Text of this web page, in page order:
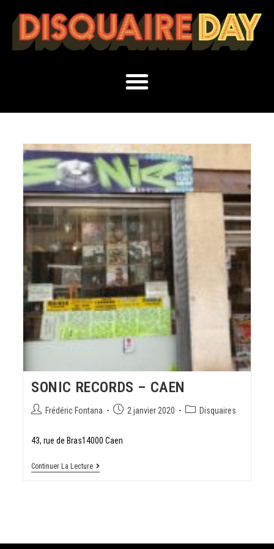
SONIC RECORDS – CAEN
Frédéric Fontana 2 janvier 2020 Disquaires
43, rue de Bras14000 Caen
Continuer La Lecture